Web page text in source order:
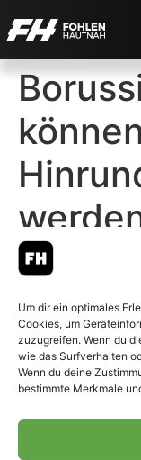
Um dir ein optimales
Cookies, um
zuzugreifen. Wenn du
wie das Surfverhalten
Wenn du deine
bestimmte Merkmale
© 2007-2026 Fohlen-
– Alle rechte
Fohlen-Hautnah.de
offiziell